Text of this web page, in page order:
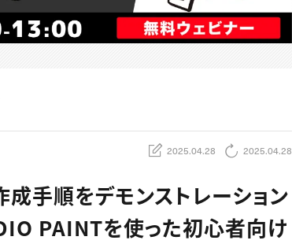
2025.04.28 2025.04.28
成手順をデモンストレーション
PAINTを使った初心者向け